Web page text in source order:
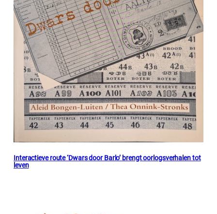
Interactieve route ‘Dwars door Barlo’ brengt oorlogsverhalen tot
leven